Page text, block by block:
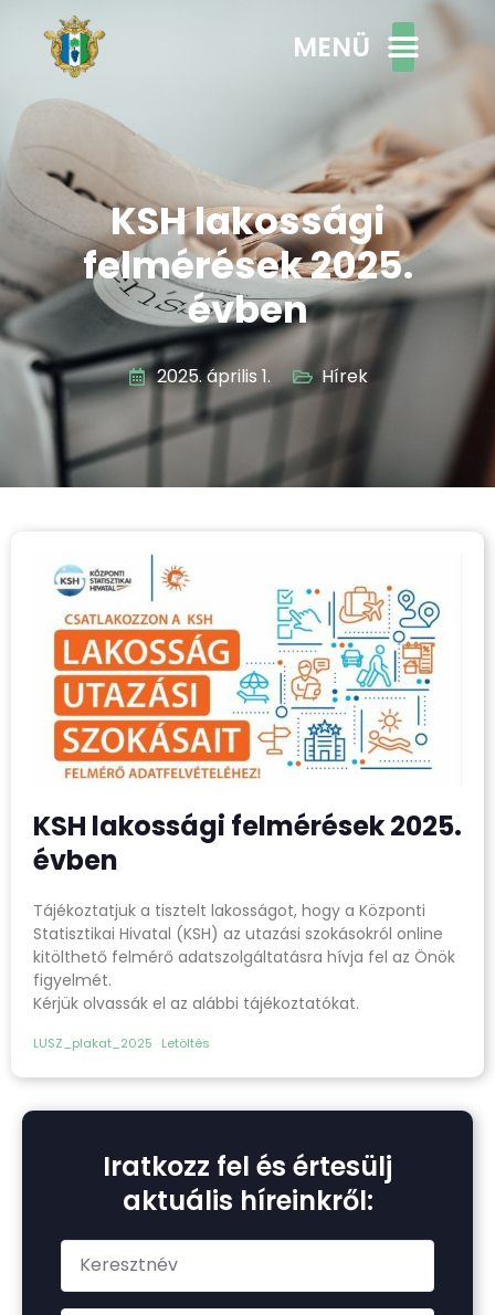
MENÜ
KSH lakossági
felmérések 2025.
évben
2025. április 1. Hírek
KSH lakossági felmérések 2025.
évben
Tájékoztatjuk a tisztelt lakosságot, hogy a Központi
Statisztikai Hivatal (KSH) az utazási szokásokról online
kitölthető felmérő adatszolgáltatásra hívja fel az Önök
figyelmét.
Kérjük olvassák el az alábbi tájékoztatókat.
LUSZ_plakat_2025 Letöltés
Iratkozz fel és értesülj
aktuális híreinkről: